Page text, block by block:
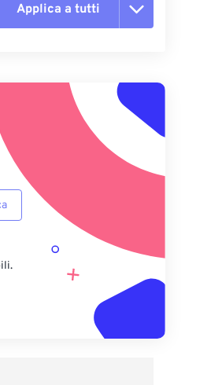
Applica a tutti
da preimpostazione
come predefinito